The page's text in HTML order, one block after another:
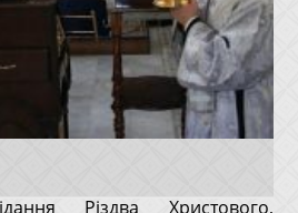
Різдва Христового,